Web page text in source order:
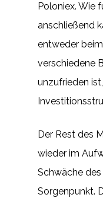
Poloniex. Wie
anschließend
entweder
verschiedene
unzufrieden
Der Rest des
wieder im
Schwäche des
Sorgenpunkt.